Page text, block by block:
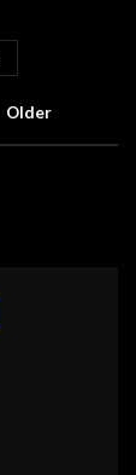
Older